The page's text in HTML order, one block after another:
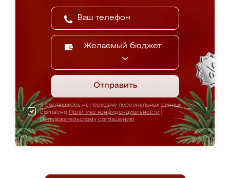
Желаемый бюджет
Отправить
Я соглашаюсь на передачу персональных данных
согласно Политике конфиденциальности
Пользовательскому соглашению